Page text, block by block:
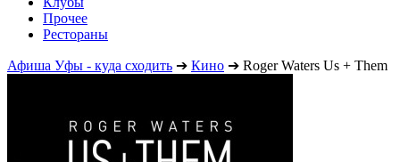
Прочее
Рестораны
Афиша Уфы - куда сходить ➔ Кино ➔ Roger Waters Us + Them